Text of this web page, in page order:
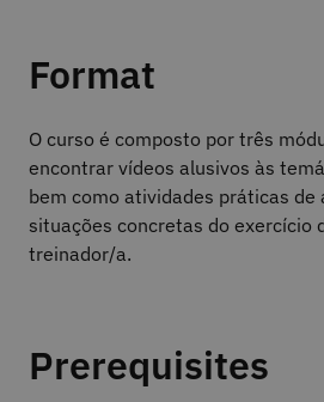
Format
O curso é composto por três
encontrar vídeos alusivos às
bem como atividades práticas de
situações concretas do exercício
treinador/a.
Prerequisites